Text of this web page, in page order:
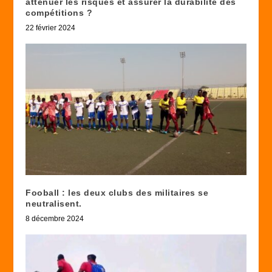
compétitions ?
22 février 2024
Fooball : les deux clubs des militaires se
neutralisent.
8 décembre 2024